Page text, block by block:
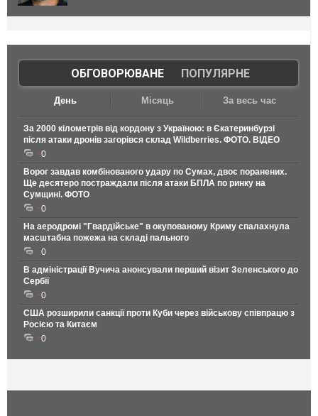
ОБГОВОРЮВАНЕ| ПОПУЛЯРНЕ
День Місяць За весь час
За 2000 кілометрів від кордону з Україною: в Єкатеринбурзі
після атаки дронів загорівся склад Wildberries. ФОТО. ВІДЕО
0
Ворог завдав комбінованого удару по Сумах, двоє поранених.
Ще десятеро постраждали після атаки БПЛА по ринку на
Сумщині. ФОТО
0
На аеродромі "Гвардійське" в окупованому Криму спалахнула
масштабна пожежа на складі пального
0
В адміністрації Вучича анонсували перший візит Зеленського до
Сербії
0
США розширили санкції проти Куби через військову співпрацю з
Росією та Китаєм
0